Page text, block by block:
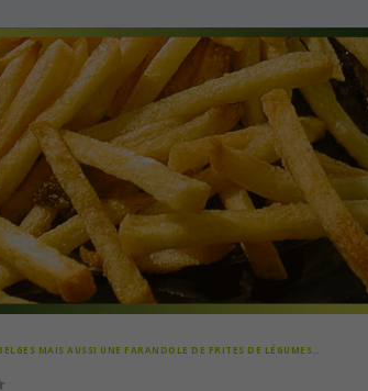
MAIS AUSSI UNE FARANDOLE DE FRITES DE LÉGUMES…